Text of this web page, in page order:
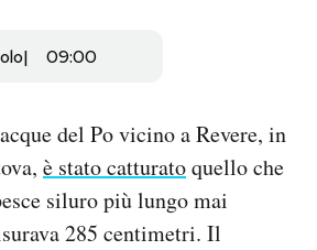
09:00
del Po vicino a Revere, in
è stato catturatoquello che
siluro più lungo mai
285 centimetri. Il